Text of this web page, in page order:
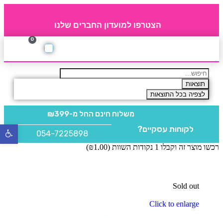
הצטרפו למועדון החברים שלנו
0
תוצאות
לצפיה בכל התוצאות
משלוח חינם החל מ-₪399
לקוחות עסקיים? 054-7225898
רכשו מוצר זה וקבלו 1 נקודות השוות ( ₪1.00
)
Sold out
Click to enlarge
פתח